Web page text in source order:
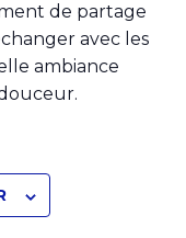
de partage
avec les
ambiance